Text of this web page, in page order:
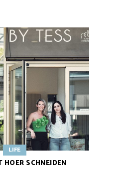
LIFE
HOER SCHNEIDEN